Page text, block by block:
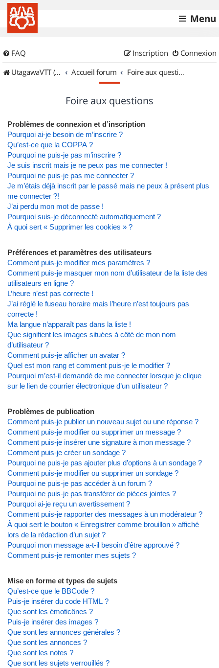
Menu
FAQ Connexion
Inscription
UtagawaVTT (Randos VTT et VTTAE avec traces GPS)
Accueil forum Foire aux questions
Foire aux questions
Problèmes de connexion et d’inscription
Pourquoi ai-je besoin de m’inscrire ?
Qu’est-ce que la COPPA ?
Pourquoi ne puis-je pas m’inscrire ?
Je suis inscrit mais je ne peux pas me connecter !
Pourquoi ne puis-je pas me connecter ?
Je m’étais déjà inscrit par le passé mais ne peux à présent plus
me connecter ?!
J’ai perdu mon mot de passe !
Pourquoi suis-je déconnecté automatiquement ?
À quoi sert « Supprimer les cookies » ?
Préférences et paramètres des utilisateurs
Comment puis-je modifier mes paramètres ?
Comment puis-je masquer mon nom d’utilisateur de la liste des
utilisateurs en ligne ?
L’heure n’est pas correcte !
J’ai réglé le fuseau horaire mais l’heure n’est toujours pas
correcte !
Ma langue n’apparaît pas dans la liste !
Que signifient les images situées à côté de mon nom
d’utilisateur ?
Comment puis-je afficher un avatar ?
Quel est mon rang et comment puis-je le modifier ?
Pourquoi m’est-il demandé de me connecter lorsque je clique
sur le lien de courrier électronique d’un utilisateur ?
Problèmes de publication
Comment puis-je publier un nouveau sujet ou une réponse ?
Comment puis-je modifier ou supprimer un message ?
Comment puis-je insérer une signature à mon message ?
Comment puis-je créer un sondage ?
Pourquoi ne puis-je pas ajouter plus d’options à un sondage ?
Comment puis-je modifier ou supprimer un sondage ?
Pourquoi ne puis-je pas accéder à un forum ?
Pourquoi ne puis-je pas transférer de pièces jointes ?
Pourquoi ai-je reçu un avertissement ?
Comment puis-je rapporter des messages à un modérateur ?
À quoi sert le bouton « Enregistrer comme brouillon » affiché
lors de la rédaction d’un sujet ?
Pourquoi mon message a-t-il besoin d’être approuvé ?
Comment puis-je remonter mes sujets ?
Mise en forme et types de sujets
Qu’est-ce que le BBCode ?
Puis-je insérer du code HTML ?
Que sont les émoticônes ?
Puis-je insérer des images ?
Que sont les annonces générales ?
Que sont les annonces ?
Que sont les notes ?
Que sont les sujets verrouillés ?